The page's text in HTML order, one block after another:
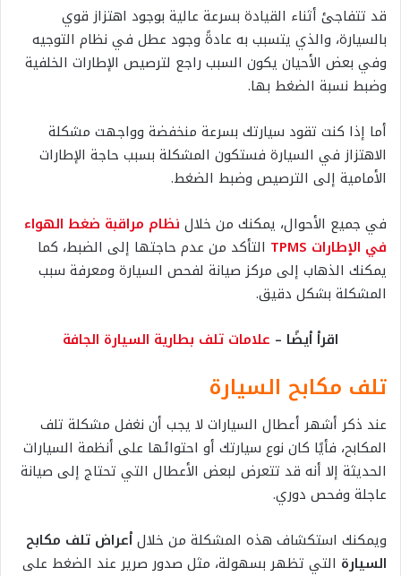
قد تتفاجئ أثناء القيادة بسرعة عالية بوجود اهتزاز قوي
بالسيارة، والذي يتسبب به عادةً وجود عطل في نظام التوجيه
وفي بعض الأحيان يكون السبب راجع لترصيص الإطارات الخلفية
وضبط نسبة الضغط بها.
أما إذا كنت تقود سيارتك بسرعة منخفضة وواجهت مشكلة
الاهتزاز في السيارة فستكون المشكلة بسبب حاجة الإطارات
الأمامية إلى الترصيص وضبط الضغط.
في جميع الأحوال، يمكنك من خلال نظام مراقبة ضغط الهواء
في الإطارات TPMS
التأكد من عدم حاجتها إلى الضبط، كما
يمكنك الذهاب إلى مركز صيانة لفحص السيارة ومعرفة سبب
المشكلة بشكل دقيق.
اقرأ أيضًا – علامات تلف بطارية السيارة الجافة
تلف مكابح السيارة
عند ذكر أشهر أعطال السيارات لا يجب أن نغفل مشكلة تلف
المكابح، فأيًا كان نوع سيارتك أو احتوائها على أنظمة السيارات
الحديثة إلا أنه قد تتعرض لبعض الأعطال التي تحتاج إلى صيانة
عاجلة وفحص دوري.
ويمكنك استكشاف هذه المشكلة من خلالأعراض تلف مكابح
السيارة التي تظهر بسهولة، مثل صدور صرير عند الضغط على